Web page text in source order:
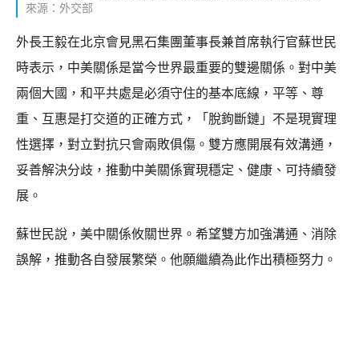
來源：外交部
外長王毅在北京會見黑石集團董事長兼首席執行官蘇世民
時表示，中美關係是當今世界最重要的雙邊關係。對中美
兩個大國，和平共處是必須守住的基本底線，平等、尊
重、互惠是打交道的正確方式，「脫鉤斷鏈」不是現實理
性選擇，對立對抗只會兩敗俱傷。雙方應開展有效溝通，
妥善解決分歧，推動中美關係實現穩定、健康、可持續發
展。
蘇世民說，美中關係攸關世界。希望雙方加強溝通、消除
誤解，推動各自發展繁榮。他願繼續為此作出積極努力。